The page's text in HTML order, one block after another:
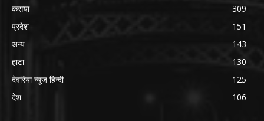
कसया
309
प्रदेश
151
अन्य
143
हाटा
130
देवरिया न्यूज़ हिन्दी
125
देश
106